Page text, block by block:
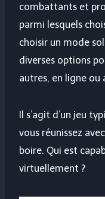
combattants et
parmi lesquels
choisir un mode
diverses options
autres, en ligne ou
Il s’agit d’un jeu
vous réunissez
boire. Qui est
virtuellement ?